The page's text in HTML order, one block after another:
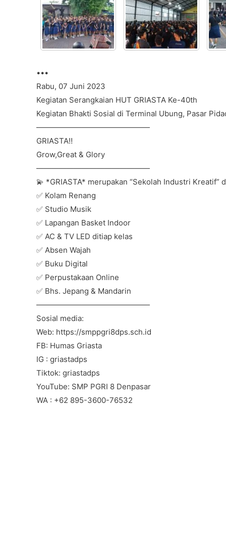
b
o
o
A
p
p
m
•••
Rabu, 07 Juni 2023
Kegiatan Serangkaian HUT GRIASTA Ke-40th
Kegiatan Bhakti Sosial di Terminal Ubung, Pasar
———————————————
GRIASTA‼️
Grow,Great & Glory
———————————————
💫 *GRIASTA* merupakan “Sekolah Industri
✅ Kolam Renang
✅ Studio Musik
✅ Lapangan Basket Indoor
✅ AC & TV LED ditiap kelas
✅ Absen Wajah
✅ Buku Digital
✅ Perpustakaan Online
✅ Bhs. Jepang & Mandarin
———————————————
Sosial media:
Web: https://smppgri8dps.sch.id
FB: Humas Griasta
IG : griastadps
Tiktok: griastadps
YouTube: SMP PGRI 8 Denpasar
WA : +62 895-3600-76532